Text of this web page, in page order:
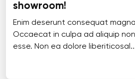
showroom!
Enim deserunt consequat
Occaecat in culpa ad aliquip
esse. Non ea dolore